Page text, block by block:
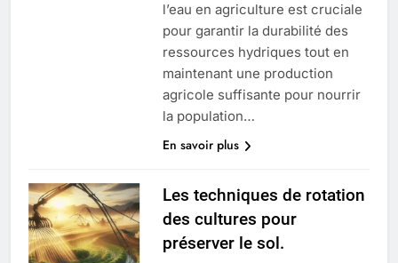
l’eau en agriculture est cruciale
pour garantir la durabilité des
ressources hydriques tout en
maintenant une production
agricole suffisante pour nourrir
la population…
En savoir plus
Les techniques de rotation
des cultures pour
préserver le sol.